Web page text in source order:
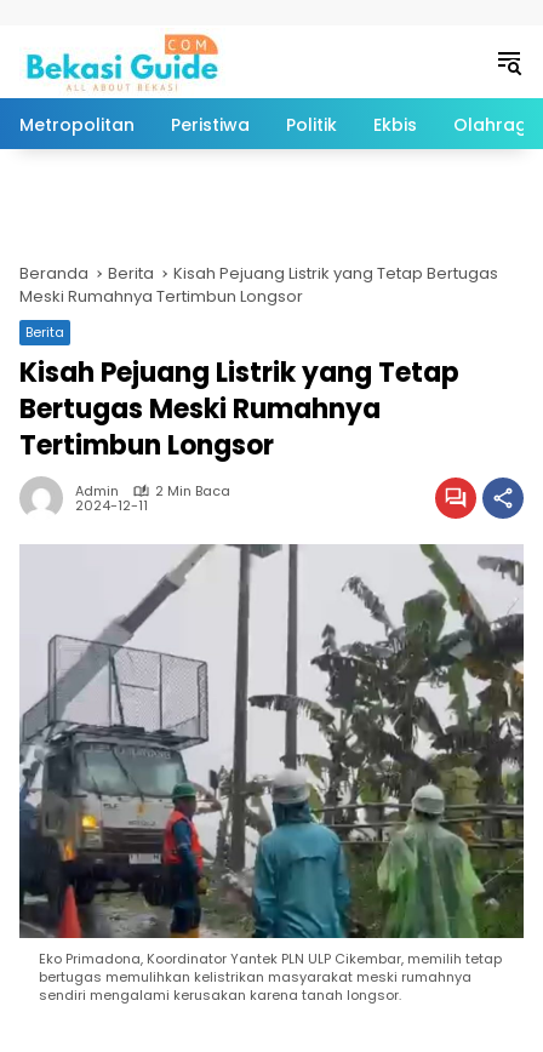
Metropolitan Peristiwa Politik Ekbis Olahraga
Beranda Berita
Kisah Pejuang Listrik yang Tetap Bertugas
Meski Rumahnya Tertimbun Longsor
Berita
Kisah Pejuang Listrik yang Tetap
Bertugas Meski Rumahnya
Tertimbun Longsor
Admin 2 Min Baca
2024-12-11
Eko Primadona, Koordinator Yantek PLN ULP Cikembar, memilih tetap
bertugas memulihkan kelistrikan masyarakat meski rumahnya
sendiri mengalami kerusakan karena tanah longsor.